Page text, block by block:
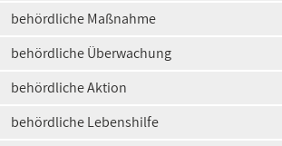
behördliche Maßnahme
behördliche Überwachung
behördliche Aktion
behördliche Lebenshilfe